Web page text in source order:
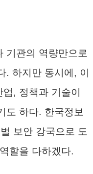
기관의 역량만으로
. 하지만 동시에, 이
, 정책과 기술이
도 하다. 한국정보
보안 강국으로 도
할을 다하겠다.